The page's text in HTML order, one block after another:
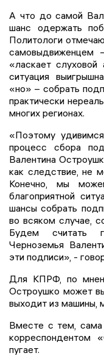
А что до самой
шанс одержать
Политологи
самовыдвиженцем
«ласкает слуховой
ситуация
«но» – собрать
практически
многих регионах.
«Поэтому
процесс сбора
Валентина
как следствие, не
Конечно, мы
благоприятной
шансы собрать
во всяком случае,
Будем считать
Черноземья
эти подписи», -
Для КПРФ, по
Остроушко может
выходит из машины,
Вместе с тем,
корреспондентом
пугает.